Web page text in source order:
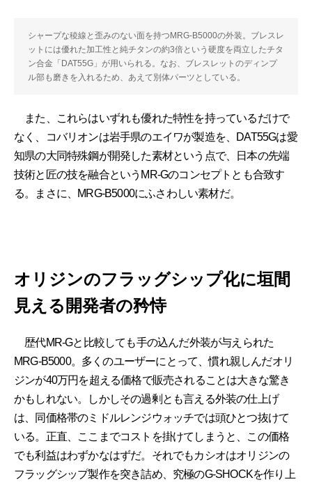
シャープな稜線と歪みのない面を持つMRG-B5000の外装。ブレスレ
ットには優れた加工性と純チタンの約3倍という硬度を両立したチタ
ン合金「DAT55G」が用いられる。なお、ブレスレットのディンプ
ル部も磨きを入れるため、あえて別体パーツとしている。
また、これらはいずれも優れた特性を持っているだけで
なく、コバリオンは岩手県のエイワが製造を、DAT55Gは愛
知県の大同特殊鋼が開発した素材という点で、日本の先端
技術と匠の技を融合というMR-Gのコンセプトとも合致す
る。まさに、MRG-B5000にふさわしい素材だ。
オリジンのフラッグシップ化に垣間
見える開発者の矜恃
歴代MR-Gと比較しても手の込んだ外装が与えられた
MRG-B5000。多くのユーザーにとって、慣れ親しんだオリ
ジンが40万円を超える価格で販売されることは大きな驚き
かもしれない。しかしその過剰とも言える外装の仕上げ
は、同価格帯のミドルレンジウォッチでは頭ひとつ抜けて
いる。正直、ここまでコストを掛けてしまうと、この価格
でも利益はわずかなはずだ。それでもカシオはオリジンの
フラッグシップ製作を突き詰め、究極のG-SHOCKを作り上